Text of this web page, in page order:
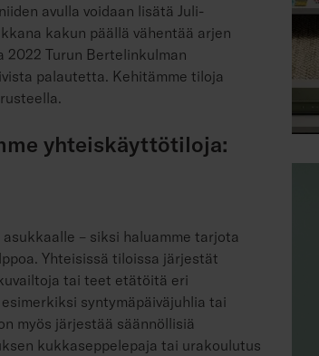
avulla voidaan lisätä Juli-
kakun päällä vähentää arjen
2022 Turun Bertelinkulman
palautetta. Kehitämme tiloja
yhteiskäyttötiloja:
– siksi haluamme tarjota
Yhteisissä tiloissa järjestät
tai teet etätöitä eri
syntymäpäiväjuhlia tai
myös järjestää säännöllisiä
kukkaseppelepaja tai urakoulutus